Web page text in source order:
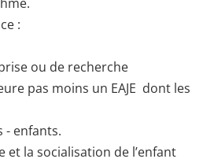
:
ou de recherche
pas moins un EAJE dont les
- enfants.
et la socialisation de l’enfant